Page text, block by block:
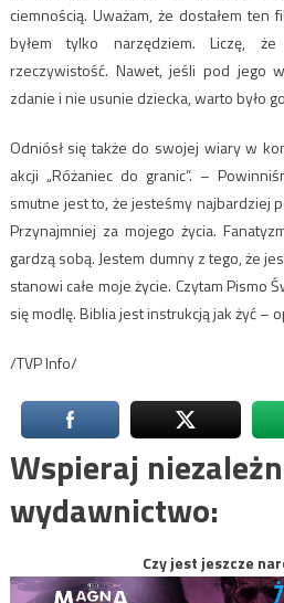
ciemnością. Uważam, że dostałem
byłem tylko narzędziem. Liczę,
rzeczywistość. Nawet, jeśli pod jego
zdanie i nie usunie dziecka, warto było
Odniósł się także do swojej wiary w
akcji „Różaniec do granic”. –
smutne jest to, że jesteśmy najbardziej
Przynajmniej za mojego życia.
gardzą sobą. Jestem dumny z tego, że
stanowi całe moje życie. Czytam Pismo
się modlę. Biblia jest instrukcją jak żyć –
/TVP Info/
Wspieraj
wydawnictwo:
Czy jest jeszcze